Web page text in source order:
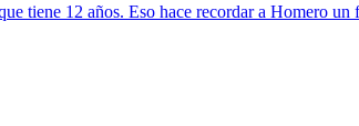
tiene 12 años. Eso hace recordar a Homero un